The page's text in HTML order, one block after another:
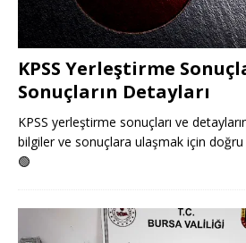
KPSS Yerleştirme
Sonuçların Detayları
KPSS yerleştirme sonuçları ve
bilgiler ve sonuçlara ulaşmak için
🟢